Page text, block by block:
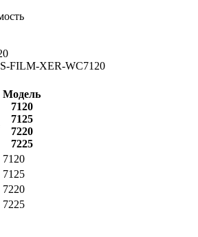
FILM-XER-WC7120
Модель
7120
7125
7220
7225
7120
7125
7220
7225